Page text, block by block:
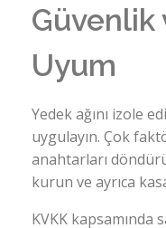
Güvenlik
Uyum
Yedek ağını izole
uygulayın. Çok
anahtarları
kurun ve ayrıca
KVKK